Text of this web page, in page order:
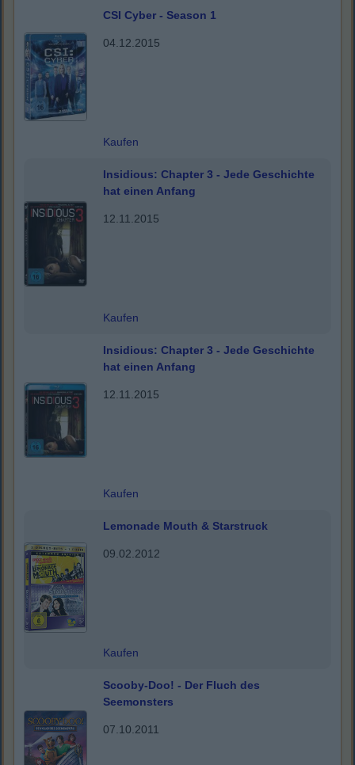
CSI Cyber - Season 1
04.12.2015
Kaufen
Insidious: Chapter 3 - Jede Geschichte
hat einen Anfang
12.11.2015
Kaufen
Insidious: Chapter 3 - Jede Geschichte
hat einen Anfang
12.11.2015
Kaufen
Lemonade Mouth & Starstruck
09.02.2012
Kaufen
Scooby-Doo! - Der Fluch des
Seemonsters
07.10.2011